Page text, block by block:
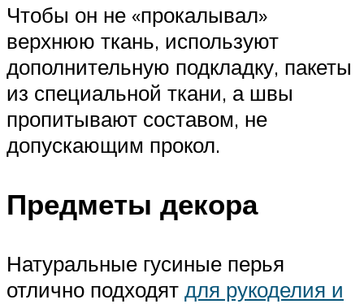
Чтобы он не «прокалывал»
верхнюю ткань, используют
дополнительную подкладку, пакеты
из специальной ткани, а швы
пропитывают составом, не
допускающим прокол.
Предметы декора
Натуральные гусиные перья
отлично подходят для рукоделия и